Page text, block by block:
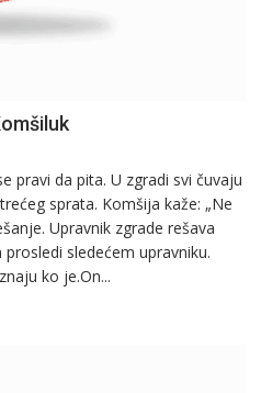
pravi da pita. U zgradi svi čuvaju
sprata. Komšija kaže: „Ne
Upravnik zgrade rešava
sledećem upravniku.
ko je.On...